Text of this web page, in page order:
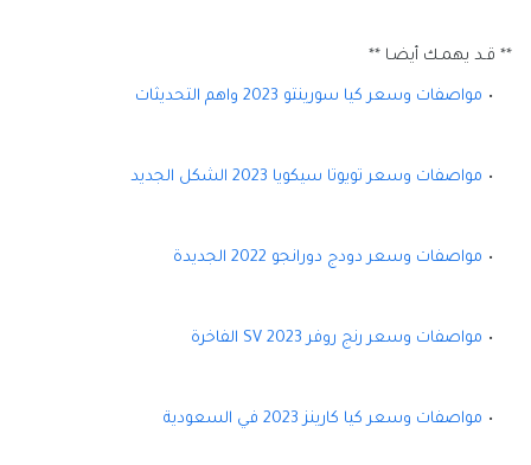
** قـد يهمـك أيضـا **
مواصفات وسعر كيا سورينتو 2023 واهم التحديثات
مواصفات وسعر تويوتا سيكويا 2023 الشكل الجديد
مواصفات وسعر دودج دورانجو 2022 الجديدة
مواصفات وسعر رنج روفر 2023 SV الفاخرة
مواصفات وسعر كيا كارينز 2023 في السعودية